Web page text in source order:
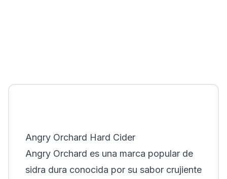
Angry Orchard Hard Cider
Angry Orchard es una marca popular de
sidra dura conocida por su sabor crujiente